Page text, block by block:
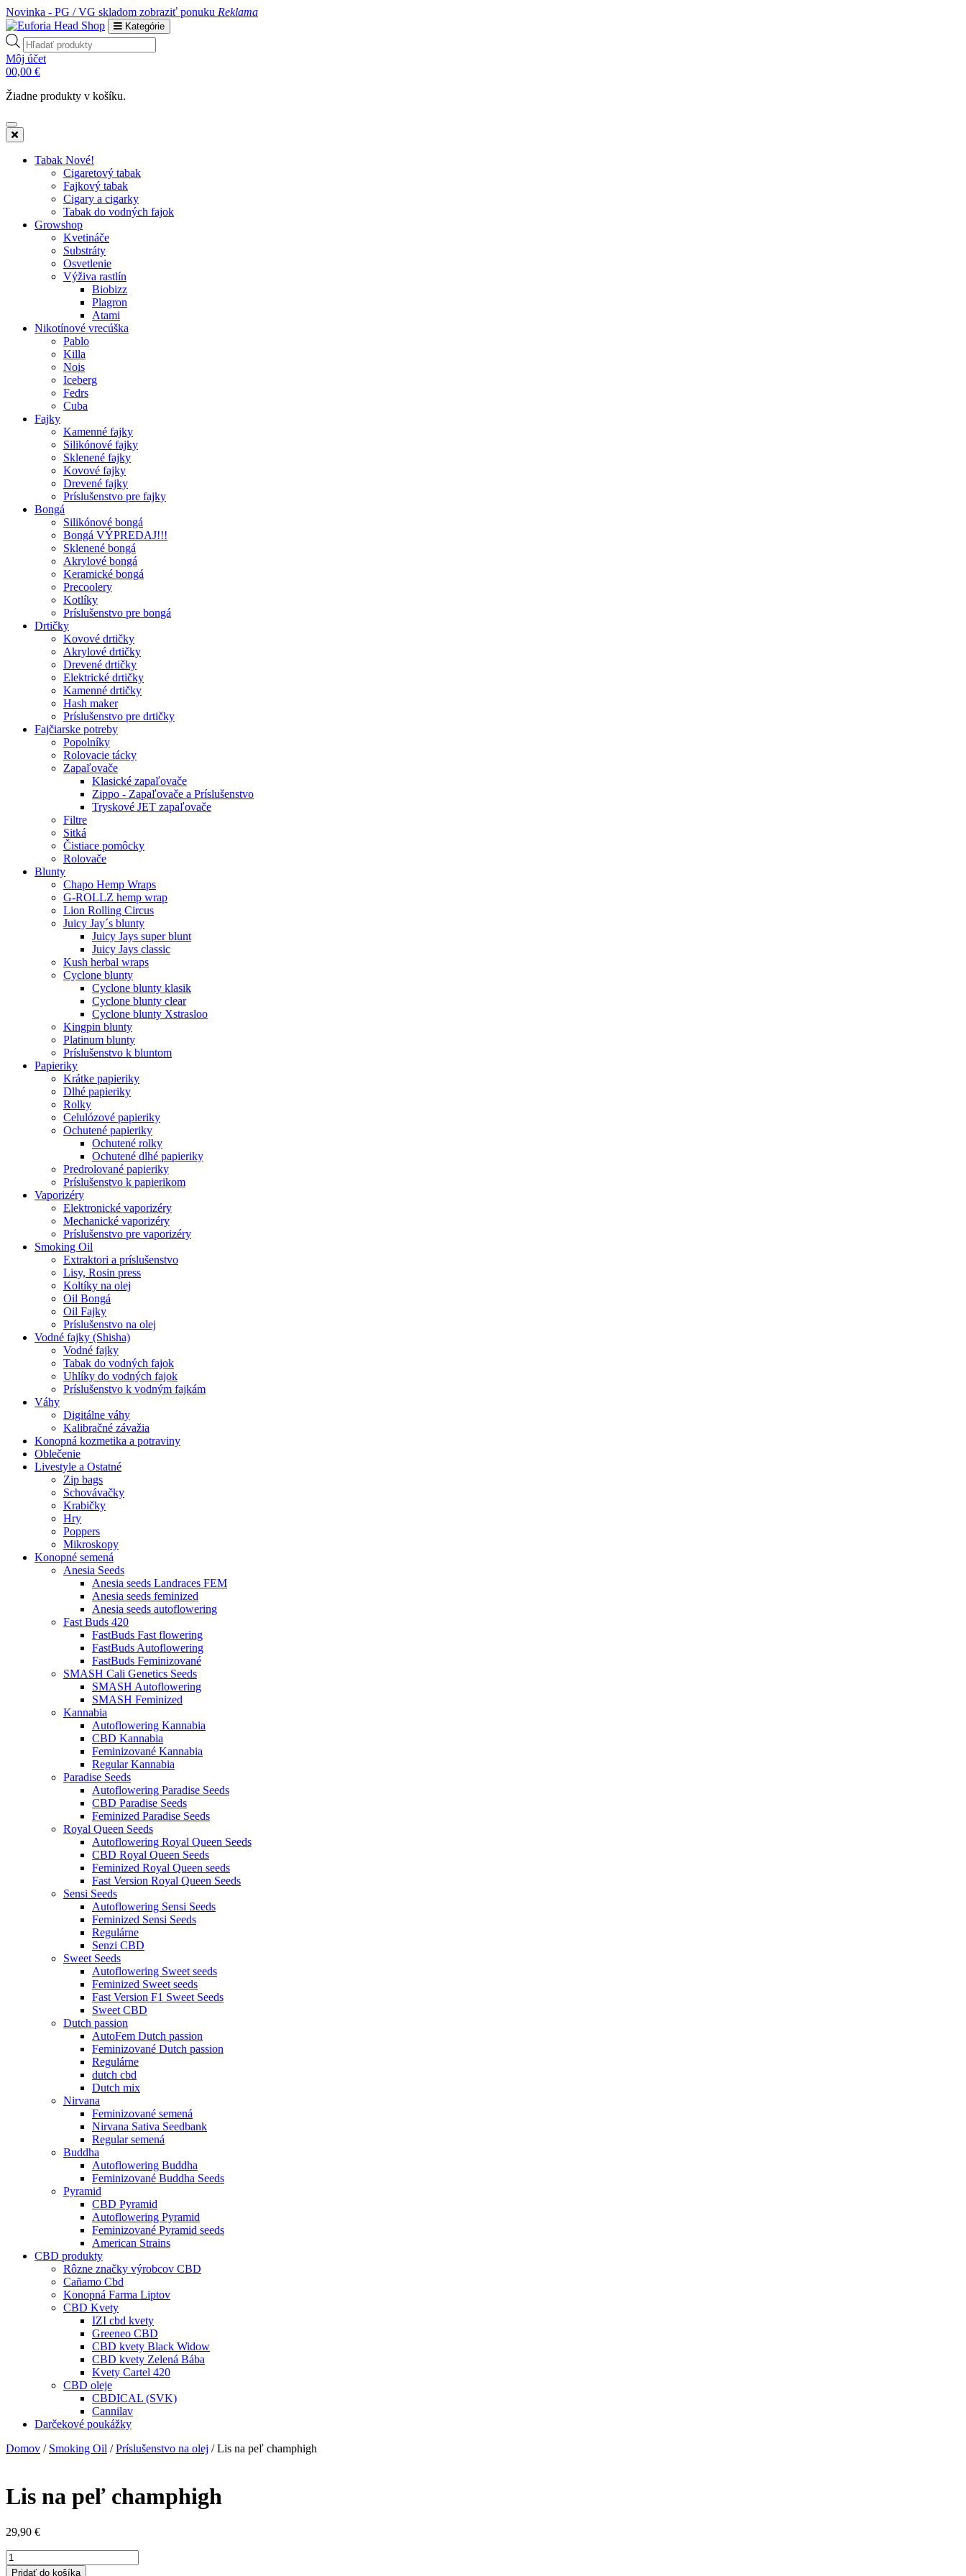
Novinka - PG / VG skladom zobraziť ponuku Reklama
Kategórie
Products
search
Môj účet
00,00 €
Žiadne produkty v košíku.
Tabak Nové!
Cigaretový tabak
Fajkový tabak
Cigary a cigarky
Tabak do vodných fajok
Growshop
Kvetináče
Substráty
Osvetlenie
Výživa rastlín
Biobizz
Plagron
Atami
Nikotínové vrecúška
Pablo
Killa
Nois
Iceberg
Fedrs
Cuba
Fajky
Kamenné fajky
Silikónové fajky
Sklenené fajky
Kovové fajky
Drevené fajky
Príslušenstvo pre fajky
Bongá
Silikónové bongá
Bongá VÝPREDAJ!!!
Sklenené bongá
Akrylové bongá
Keramické bongá
Precoolery
Kotlíky
Príslušenstvo pre bongá
Drtičky
Kovové drtičky
Akrylové drtičky
Drevené drtičky
Elektrické drtičky
Kamenné drtičky
Hash maker
Príslušenstvo pre drtičky
Fajčiarske potreby
Popolníky
Rolovacie tácky
Zapaľovače
Klasické zapaľovače
Zippo - Zapaľovače a Príslušenstvo
Tryskové JET zapaľovače
Filtre
Sitká
Čistiace pomôcky
Rolovače
Blunty
Chapo Hemp Wraps
G-ROLLZ hemp wrap
Lion Rolling Circus
Juicy Jay´s blunty
Juicy Jays super blunt
Juicy Jays classic
Kush herbal wraps
Cyclone blunty
Cyclone blunty klasik
Cyclone blunty clear
Cyclone blunty Xstrasloo
Kingpin blunty
Platinum blunty
Príslušenstvo k bluntom
Papieriky
Krátke papieriky
Dlhé papieriky
Rolky
Celulózové papieriky
Ochutené papieriky
Ochutené rolky
Ochutené dlhé papieriky
Predrolované papieriky
Príslušenstvo k papierikom
Vaporizéry
Elektronické vaporizéry
Mechanické vaporizéry
Príslušenstvo pre vaporizéry
Smoking Oil
Extraktori a príslušenstvo
Lisy, Rosin press
Koltíky na olej
Oil Bongá
Oil Fajky
Príslušenstvo na olej
Vodné fajky (Shisha)
Vodné fajky
Tabak do vodných fajok
Uhlíky do vodných fajok
Príslušenstvo k vodným fajkám
Váhy
Digitálne váhy
Kalibračné závažia
Konopná kozmetika a potraviny
Oblečenie
Livestyle a Ostatné
Zip bags
Schovávačky
Krabičky
Hry
Poppers
Mikroskopy
Konopné semená
Anesia Seeds
Anesia seeds Landraces FEM
Anesia seeds feminized
Anesia seeds autoflowering
Fast Buds 420
FastBuds Fast flowering
FastBuds Autoflowering
FastBuds Feminizované
SMASH Cali Genetics Seeds
SMASH Autoflowering
SMASH Feminized
Kannabia
Autoflowering Kannabia
CBD Kannabia
Feminizované Kannabia
Regular Kannabia
Paradise Seeds
Autoflowering Paradise Seeds
CBD Paradise Seeds
Feminized Paradise Seeds
Royal Queen Seeds
Autoflowering Royal Queen Seeds
CBD Royal Queen Seeds
Feminized Royal Queen seeds
Fast Version Royal Queen Seeds
Sensi Seeds
Autoflowering Sensi Seeds
Feminized Sensi Seeds
Regulárne
Senzi CBD
Sweet Seeds
Autoflowering Sweet seeds
Feminized Sweet seeds
Fast Version F1 Sweet Seeds
Sweet CBD
Dutch passion
AutoFem Dutch passion
Feminizované Dutch passion
Regulárne
dutch cbd
Dutch mix
Nirvana
Feminizované semená
Nirvana Sativa Seedbank
Regular semená
Buddha
Autoflowering Buddha
Feminizované Buddha Seeds
Pyramid
CBD Pyramid
Autoflowering Pyramid
Feminizované Pyramid seeds
American Strains
CBD produkty
Rôzne značky výrobcov CBD
Cañamo Cbd
Konopná Farma Liptov
CBD Kvety
IZI cbd kvety
Greeneo CBD
CBD kvety Black Widow
CBD kvety Zelená Bába
Kvety Cartel 420
CBD oleje
CBDICAL (SVK)
Cannilav
Darčekové poukážky
Domov / Smoking Oil /Príslušenstvo na olej / Lis na peľ champhigh
Lis na peľ champhigh
29,90 €
množstvo
LisPridať do košíka